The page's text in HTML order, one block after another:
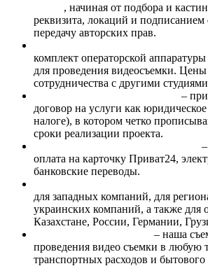
, начиная от подбора и
реквизита, локаций и
передачу авторских прав.
комплект операторской
для проведения видеосъемки.
сотрудничества с другими
–
договор на услуги как
налоге), в котором четко
сроки реализации проекта.
оплата на карточку Приват24,
банковские переводы.
для западных компаний, для
украинских компаний, а также для
Казахстане, России, Германии,
– наша
проведения видео съемки в любую
транспортных расходов и бытового